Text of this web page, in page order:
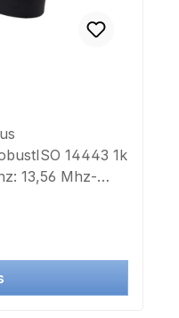
14443 1k
13,56 Mhz-